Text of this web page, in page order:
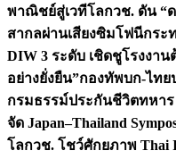
พาณิชย์สู่เวทีโลกวช. ดัน “
สากลผ่านเสียงซิมโฟนีกระ
DIW 3 ระดับ เชิดชูโรงงา
อย่างยั่งยืน”กองทัพบก-ไท
กรมธรรม์ประกันชีวิตทหาร
จัด Japan–Thailand
โลกวช. โชว์ศักยภาพ Thai